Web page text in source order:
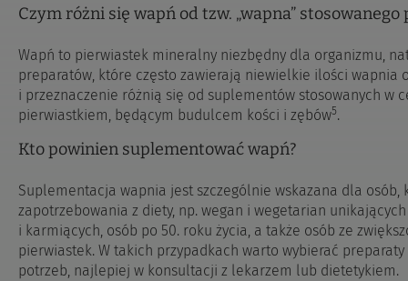
Czym różni się wapń od tzw. „wapna”
Wapń to pierwiastek mineralny niezbędny dla organizmu,
preparatów, które często zawierają niewielkie ilości wapnia
i przeznaczenie różnią się od suplementów stosowanych w
pierwiastkiem, będącym budulcem kości i zębów5.
Kto powinien suplementować wapń?
Suplementacja wapnia jest szczególnie wskazana dla osób,
zapotrzebowania z diety, np. wegan i wegetarian
i karmiących, osób po 50. roku życia, a także osób ze
pierwiastek. W takich przypadkach warto wybierać
potrzeb, najlepiej w konsultacji z lekarzem lub dietetykiem.